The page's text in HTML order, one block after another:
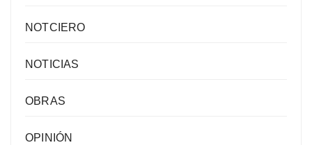
NOTCIERO
NOTICIAS
OBRAS
OPINIÓN